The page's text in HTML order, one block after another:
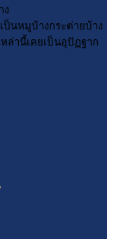
ง
ป็นหมูบ้างกระต่ายบ้าง
นี้เคยเป็นอุปัฏฐาก